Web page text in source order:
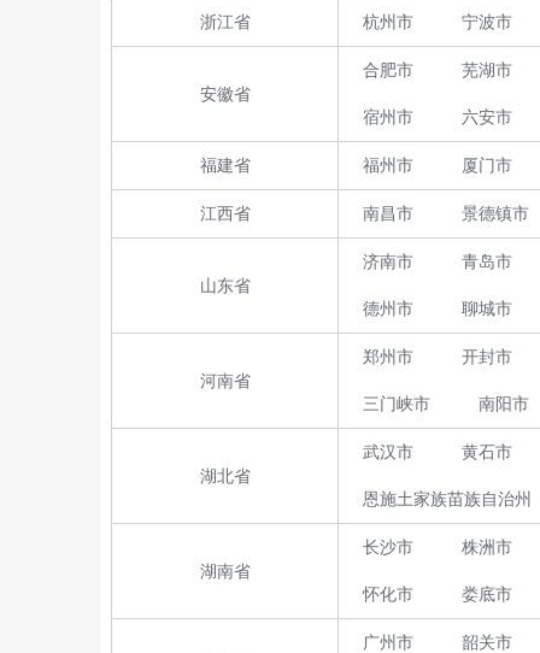
浙江省 杭州市 宁波市
安徽省
合肥市 芜湖市
宿州市 六安市
福建省 福州市 厦门市
江西省 南昌市 景德镇市
山东省
济南市 青岛市
德州市 聊城市
河南省
郑州市 开封市
三门峡市 南阳市
湖北省
武汉市 黄石市
恩施土家族苗族自治州
湖南省
长沙市 株洲市
怀化市 娄底市
广州市 韶关市